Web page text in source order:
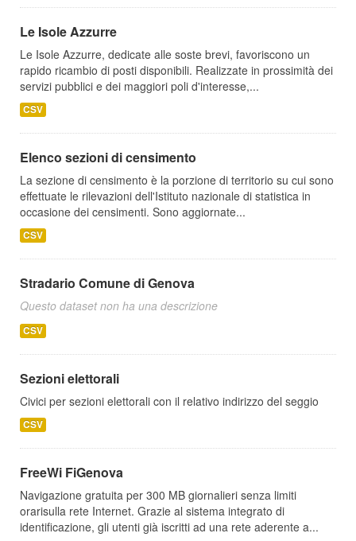
Le Isole Azzurre
Le Isole Azzurre, dedicate alle soste brevi, favoriscono un
rapido ricambio di posti disponibili. Realizzate in prossimità dei
servizi pubblici e dei maggiori poli d'interesse,...
CSV
Elenco sezioni di censimento
La sezione di censimento è la porzione di territorio su cui sono
effettuate le rilevazioni dell'Istituto nazionale di statistica in
occasione dei censimenti. Sono aggiornate...
CSV
Stradario Comune di Genova
Questo dataset non ha una descrizione
CSV
Sezioni elettorali
Civici per sezioni elettorali con il relativo indirizzo del seggio
CSV
FreeWi FiGenova
Navigazione gratuita per 300 MB giornalieri senza limiti
orarisulla rete Internet. Grazie al sistema integrato di
identificazione, gli utenti già iscritti ad una rete aderente a...